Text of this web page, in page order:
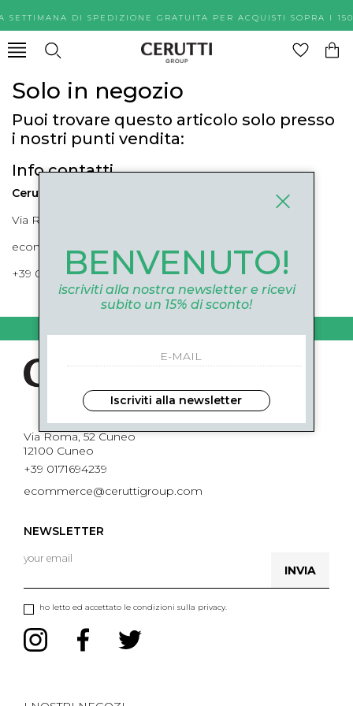
SETTIMANA DI SPEDIZIONE GRATUITA PER ACQUISTI
Solo in negozio
Puoi trovare questo articolo solo presso
i nostri punti vendita:
Info contatti
Cerutti Boutique
Via Roma, 52 Cuneo 12100 Cuneo
ecommerce@ceruttigroup.com
+39 0171694239
Via Roma, 52 Cuneo
12100 Cuneo
+39 0171694239
ecommerce@ceruttigroup.com
NEWSLETTER
ho letto ed accettato le condizioni sulla privacy.
INVIA
BENVENUTO!
iscriviti alla nostra newsletter e ricevi
subito un 15% di sconto!
Iscriviti alla newsletter